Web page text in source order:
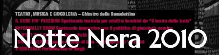
Notte Nera 2010